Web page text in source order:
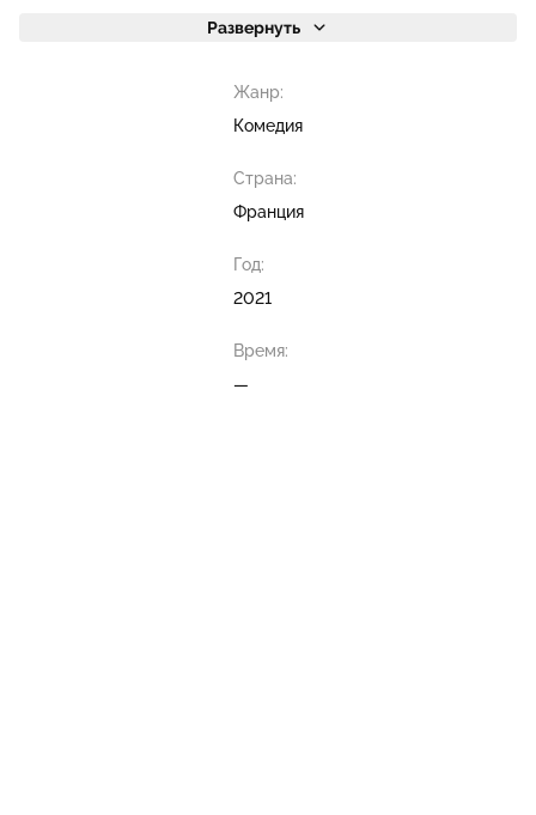
Развернуть
Жанр:
Комедия
Страна:
Франция
Год:
2021
Время:
—